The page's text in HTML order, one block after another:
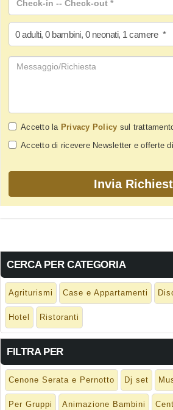
0 adulti, 0 bambini, 0 neonati, 1 camere *
Accetto la Privacy Policy sul
Accetto di ricevere Newsletter e offerte
CERCA PER CATEGORIA
Agriturismi Case e Appartamenti
Hotel Ristoranti
FILTRA PER
Cenone Serata e Pernotto Dj set
Per Gruppi Animazione Bambini